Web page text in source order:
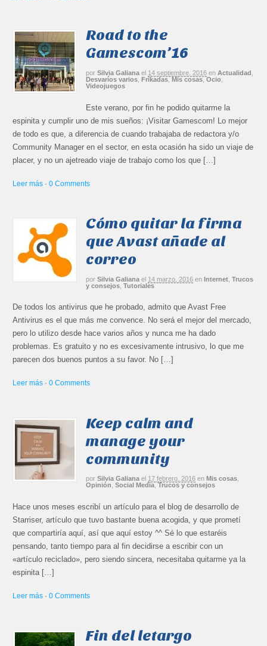
Road to the
Gamescom’16
por Silvia Galiana el 14 septiembre, 2016 en Actualidad
Desvaríos varios ,Frikadas,Mis cosas,Ocio
Videojuegos
Este verano, por fin he podido quitarme la
espinita y cumplir uno de mis sueños: ¡Visitar Gamescom! Lo mejor
de todo es que, a diferencia de cuando trabajaba de redactora y/o
Community Manager en el sector, en esta ocasión ha sido un viaje de
placer, y no un ajetreado viaje de trabajo como los que […]
Leer más ·0 Comments
Cómo quitar la firma
que Avast añade al
correo
por Silvia Galiana el 14 marzo, 2016 en Internet ,Trucos
y consejos ,Tutoriales
De todos los antivirus que he probado, admito que Avast Free
Antivirus es el que más me convence. No será el mejor del mercado,
pero lo utilizo desde hace varios años y nunca me ha dado
problemas. Es gratuito y no es excesivamente intrusivo, lo que me
parecen dos buenos puntos a su favor. No […]
Leer más ·0 Comments
Keep calm and
manage your
community
por Silvia Galiana el 17 febrero, 2016 en Mis cosas
Opinión ,Social Media,Trucos y consejos
Hace unos meses escribí un artículo para el blog de desarrollo de
Starriser, artículo que tuvo bastante buena acogida, y que prometí
que compartiría aquí, así que aquí estoy ^^ Sé lo que estaréis
pensando, tanto tiempo para al fin decidirse a escribir con un
«artículo reciclado», pero siendo sincera, necesitaba quitarme ya la
espinita […]
Leer más ·0 Comments
Fin del letargo